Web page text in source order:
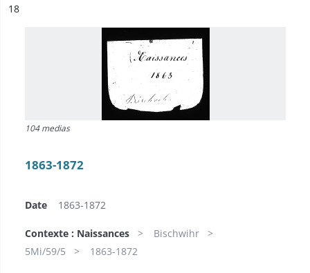
n°
18
104 medias
1863-1872
Date 1863-1872
Contexte : Naissances
Bischwihr
5Mi/59/5
1863-1872